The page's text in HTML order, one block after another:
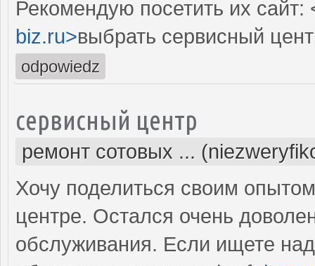
Рекомендую посетить их сайт:
biz.ru>выбрать сервисный
odpowiedz
сервисный центр
ремонт сотовых ...
Хочу поделиться своим
центре. Остался очень
обслуживания. Если ищете